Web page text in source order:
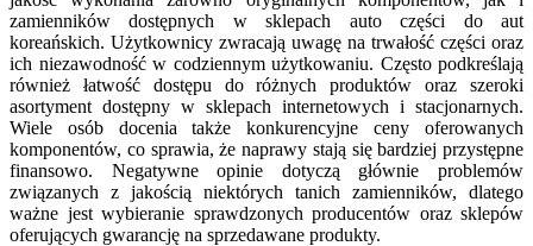
zamienników dostępnych w sklepach auto części do aut
koreańskich. Użytkownicy zwracają uwagę na trwałość części oraz
ich niezawodność w codziennym użytkowaniu. Często podkreślają
również łatwość dostępu do różnych produktów oraz szeroki
asortyment dostępny w sklepach internetowych i stacjonarnych.
Wiele osób docenia także konkurencyjne ceny oferowanych
komponentów, co sprawia, że naprawy stają się bardziej przystępne
finansowo. Negatywne opinie dotyczą głównie problemów
związanych z jakością niektórych tanich zamienników, dlatego
ważne jest wybieranie sprawdzonych producentów oraz sklepów
oferujących gwarancję na sprzedawane produkty.